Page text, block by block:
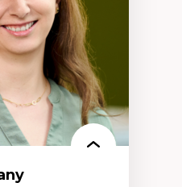
de recherche
la personne
Arendt
l’ère numérique
et normes